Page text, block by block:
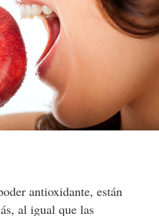
antioxidante, están
al igual que las